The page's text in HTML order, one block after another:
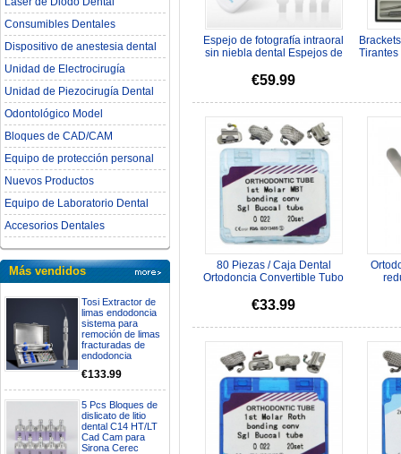
Consumibles Dentales
Dispositivo de anestesia dental
Unidad de Electrocirugía
Unidad de Piezocirugía Dental
Odontológico Model
Bloques de CAD/CAM
Equipo de protección personal
Nuevos Productos
Equipo de Laboratorio Dental
Accesorios Dentales
Más vendidos
Tosi Extractor de
limas endodoncia
sistema para
remoción de limas
fracturadas de
endodoncia
€133.99
5 Pcs Bloques de
dislicato de litio
dental C14 HT/LT
Cad Cam para
Sirona Cerec
Espejo de fotografía intraoral
sin niebla dental Espejos de
€59.99
Tirantes
80 Piezas / Caja Dental
Ortodoncia Convertible Tubo
€33.99